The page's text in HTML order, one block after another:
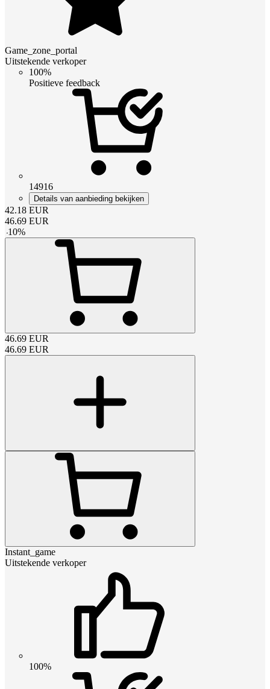
Game_zone_portal
Uitstekende verkoper
100%
Positieve feedback
14916
Details van aanbieding bekijken
42.18 EUR
46.69 EUR
-10%
46.69 EUR
46.69 EUR
Instant_game
Uitstekende verkoper
100%